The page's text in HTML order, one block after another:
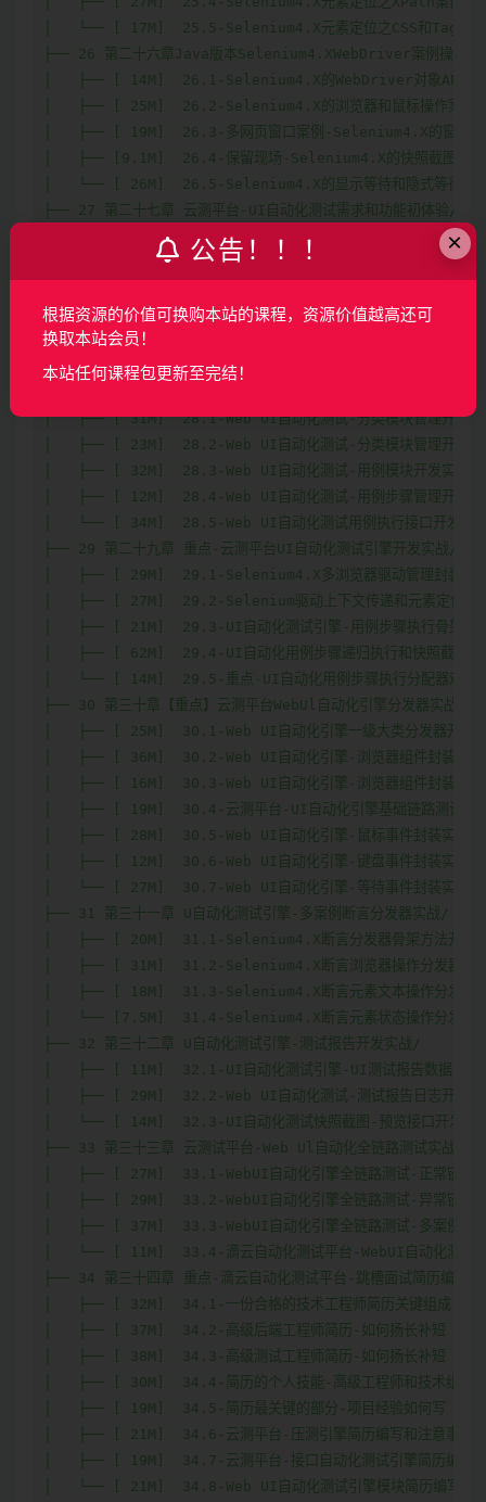
×
公告！！！
根据资源的价值可换购本站的课程，资源价值越高还可
换取本站会员！
本站任何课程包更新至完结！